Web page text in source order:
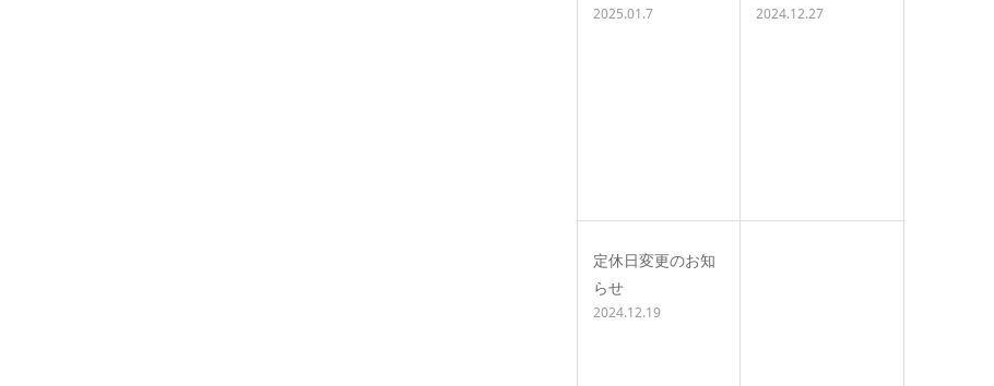
2025.01.7 2024.12.27
定休日変更のお知
らせ
2024.12.19